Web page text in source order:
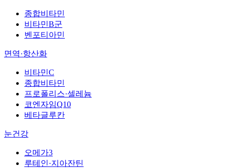
종합비타민
비타민B군
벤포티아민
면역·항산화
비타민C
종합비타민
프로폴리스·셀레늄
코엔자임Q10
베타글루칸
눈건강
오메가3
루테인·지아잔틴